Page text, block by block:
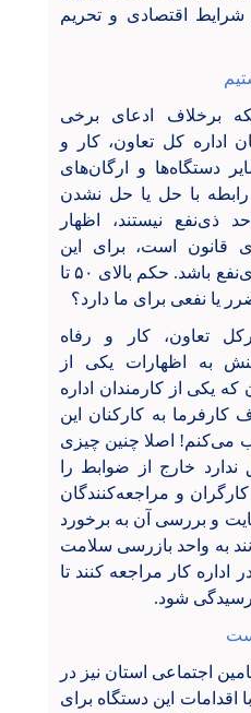
اقتصادی و تحریم
برخلاف ادعای برخی
اداره کل تعاون، کار و
دستگاه‌ها و ارگان‌های
رابطه با حل یا حل نشدن
ذی‌نفع نیستند، اظهار
قانون است، برای این
دستگاه چه نفعی دارد تا ذی‌نفع باشد. حکم بالای ۵۰ تا
تعاون، کار و رفاه
به اظهارات یکی از
یکی از کارمندان اداره
کارفرما به کارکنان این
می‌کنم! اصلا چنین چیزی
خارج از ضوابط را
و مراجعه‌کنندگان
و بررسی آن به برخورد
به واحد بازرسی سلامت
کار مراجعه کنند تا
شود.
اجتماعی استان نیز در
اقدامات این دستگاه برای